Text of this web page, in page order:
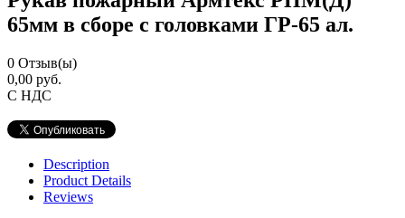
65мм в сборе с головками ГР-65 ал.
0 Отзыв(ы)
0,00 руб.
С НДС
Description
Product Details
Reviews